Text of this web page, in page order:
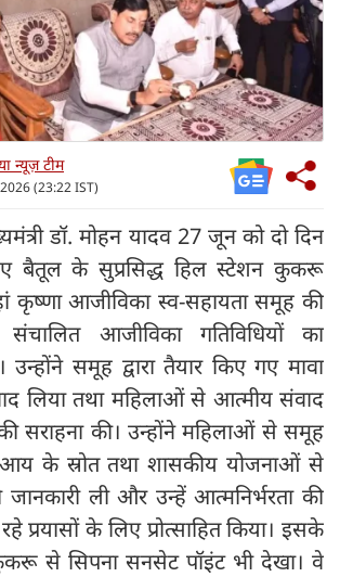
न्यूज़ टीम
(23:22 IST)
डॉ. मोहन यादव 27 जून को दो दिन
बैतूल के सुप्रसिद्ध हिल स्टेशन कुकरू
कृष्णा आजीविका स्व-सहायता समूह की
संचालित आजीविका गतिविधियों का
समूह द्वारा तैयार किए गए मावा
लिया तथा महिलाओं से आत्मीय संवाद
सराहना की। उन्होंने महिलाओं से समूह
आय के स्रोत तथा शासकीय योजनाओं से
जानकारी ली और उन्हें आत्मनिर्भरता की
प्रयासों के लिए प्रोत्साहित किया। इसके
से सिपना सनसेट पॉइंट भी देखा। वे